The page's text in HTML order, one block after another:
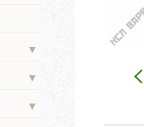
▼
▼
▼